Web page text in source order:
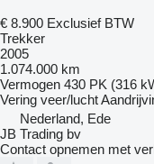
€ 8.900 Exclusief BTW
Trekker
2005
1.074.000 km
Vermogen 430 PK (316
Vering veer/lucht
Nederland, Ede
JB Trading bv
Contact opnemen met